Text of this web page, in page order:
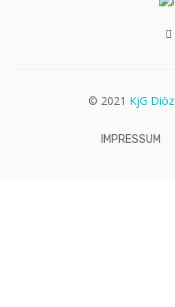
© 2021 KjG
IMPRESSUM